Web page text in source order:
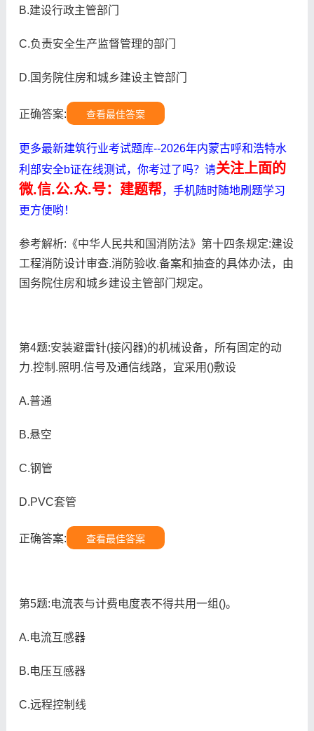
B.建设行政主管部门
C.负责安全生产监督管理的部门
D.国务院住房和城乡建设主管部门
正确答案: 查看最佳答案
更多最新建筑行业考试题库--2026年内蒙古呼和浩特水
利部安全b证在线测试，你考过了吗？请关注上面的
微.信.公.众.号：建题帮，手机随时随地刷题学习
更方便哟！
参考解析:《中华人民共和国消防法》第十四条规定:建设
工程消防设计审查.消防验收.备案和抽查的具体办法，由
国务院住房和城乡建设主管部门规定。
第4题:安装避雷针(接闪器)的机械设备，所有固定的动
力.控制.照明.信号及通信线路，宜采用()敷设
A.普通
B.悬空
C.钢管
D.PVC套管
正确答案: 查看最佳答案
第5题:电流表与计费电度表不得共用一组()。
A.电流互感器
B.电压互感器
C.远程控制线